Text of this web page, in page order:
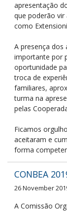
apresentação
que poderão vir
como
A presença
importante por
oportunidade
troca de
familiares,
turma na
pelas
Ficamos
aceitaram e
forma
CONBEA
26 November
A Comissão